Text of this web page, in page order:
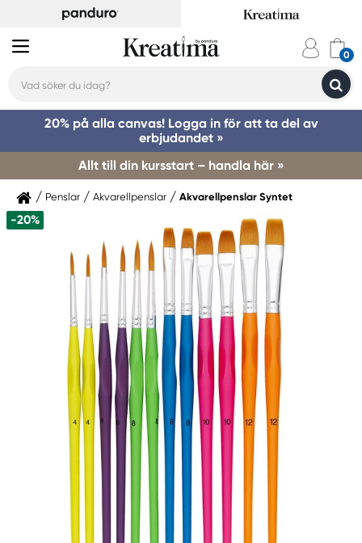
20% på alla canvas! Logga in för att ta del av
erbjudandet »
Allt till din kursstart – handla här »
Penslar Akvarellpenslar Akvarellpenslar Syntet
-20%